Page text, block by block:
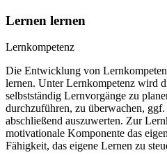
Lernen lernen
Lernkompetenz
Die Entwicklung von
lernen. Unter Lernkompetenz wird
selbstständig Lernvorgänge zu
durchzuführen, zu überwachen,
abschließend auszuwerten. Zur
motivationale Komponente das
Fähigkeit, das eigene Lernen zu